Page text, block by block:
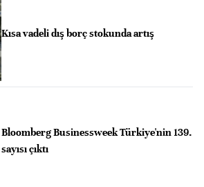
Kısa vadeli dış borç stokunda artış
Bloomberg Businessweek Türkiye'nin 139.
sayısı çıktı